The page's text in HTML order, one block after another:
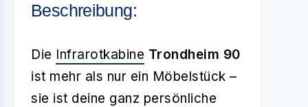
Beschreibung:
Die Infrarotkabine Trondheim 90
ist mehr als nur ein Möbelstück –
sie ist deine ganz persönliche